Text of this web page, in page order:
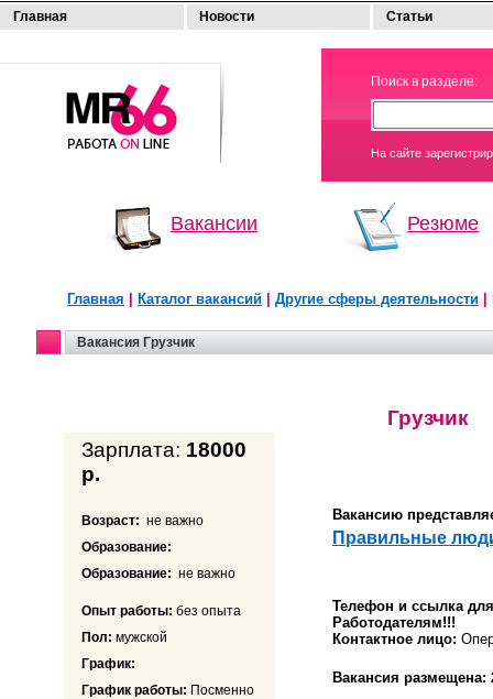
Главная Новости Статьи
МОЯ
РАБОТА
Поиск в разделе:
На сайте
Вакансии Резюме
Главная Каталог вакансий Другие сферы деятельности
Вакансия Грузчик
Грузчик
Зарплата: 18000
р.
Возраст: не важно
Образование:
Образование: не важно
Опыт работы: без опыта
Пол: мужской
График:
График работы: Посменно
Вакансию
Правильные
Телефон и ссылка
Работодателям!!!
Контактное лицо:
Вакансия размещена: